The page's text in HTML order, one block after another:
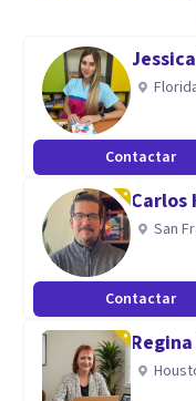
Contactar
Carlos
San
Contactar